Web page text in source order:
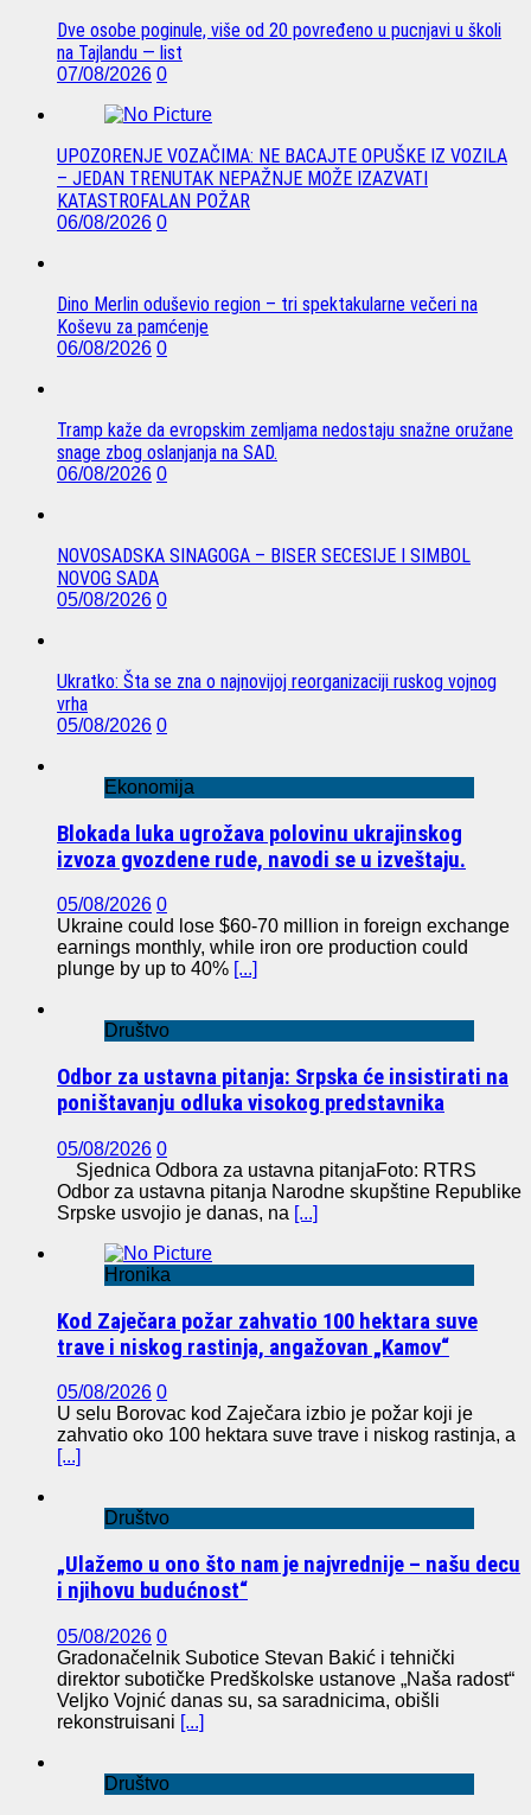
Dve osobe poginule, više od 20 povređeno u pucnjavi u školi
na Tajlandu — list
07/08/2026 0
UPOZORENJE VOZAČIMA: NE BACAJTE OPUŠKE IZ VOZILA
– JEDAN TRENUTAK NEPAŽNJE MOŽE IZAZVATI
KATASTROFALAN POŽAR
06/08/2026 0
Dino Merlin oduševio region – tri spektakularne večeri na
Koševu za pamćenje
06/08/2026 0
Tramp kaže da evropskim zemljama nedostaju snažne oružane
snage zbog oslanjanja na SAD.
06/08/2026 0
NOVOSADSKA SINAGOGA – BISER SECESIJE I SIMBOL
NOVOG SADA
05/08/2026 0
Ukratko: Šta se zna o najnovijoj reorganizaciji ruskog vojnog
vrha
05/08/2026 0
Ekonomija
Blokada luka ugrožava polovinu ukrajinskog
izvoza gvozdene rude, navodi se u izveštaju.
05/08/2026 0
Ukraine could lose $60-70 million in foreign exchange
earnings monthly, while iron ore production could
plunge by up to 40% [...]
Društvo
Odbor za ustavna pitanja: Srpska će insistirati na
poništavanju odluka visokog predstavnika
05/08/2026 0
Sjednica Odbora za ustavna pitanjaFoto: RTRS
Odbor za ustavna pitanja Narodne skupštine Republike
Srpske usvojio je danas, na [...]
Hronika
Kod Zaječara požar zahvatio 100 hektara suve
trave i niskog rastinja, angažovan „Kamov“
05/08/2026 0
U selu Borovac kod Zaječara izbio je požar koji je
zahvatio oko 100 hektara suve trave i niskog rastinja, a
[...]
Društvo
„Ulažemo u ono što nam je najvrednije – našu decu
i njihovu budućnost“
05/08/2026 0
Gradonačelnik Subotice Stevan Bakić i tehnički
direktor subotičke Predškolske ustanove „Naša radost“
Veljko Vojnić danas su, sa saradnicima, obišli
rekonstruisani [...]
Društvo